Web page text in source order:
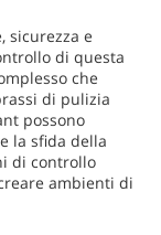
sicurezza e
di questa
che
di pulizia
possono
la sfida della
di controllo
ambienti di